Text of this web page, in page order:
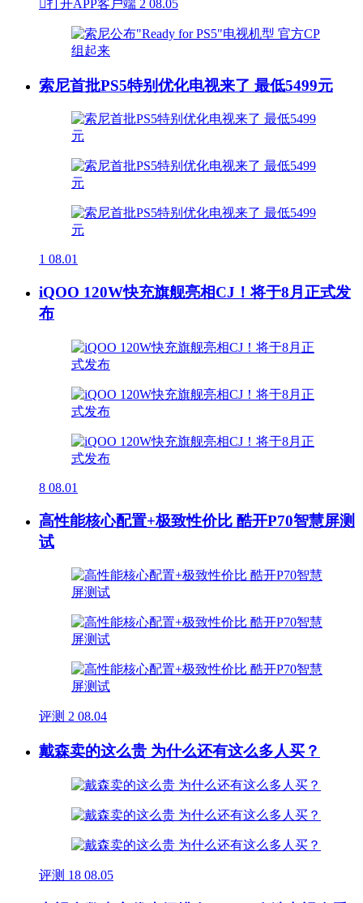
打开APP客户端 2 08.05
索尼首批PS5特别优化电视来了 最低5499元
1 08.01
iQOO 120W快充旗舰亮相CJ！将于8月正式发
布
8 08.01
高性能核心配置+极致性价比 酷开P70智慧屏测
试
评测 2 08.04
戴森卖的这么贵 为什么还有这么多人买？
评测 18 08.05